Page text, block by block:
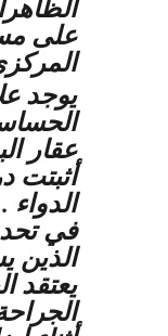
على
يوجد
أثبتت
في
الذين
يعتقد